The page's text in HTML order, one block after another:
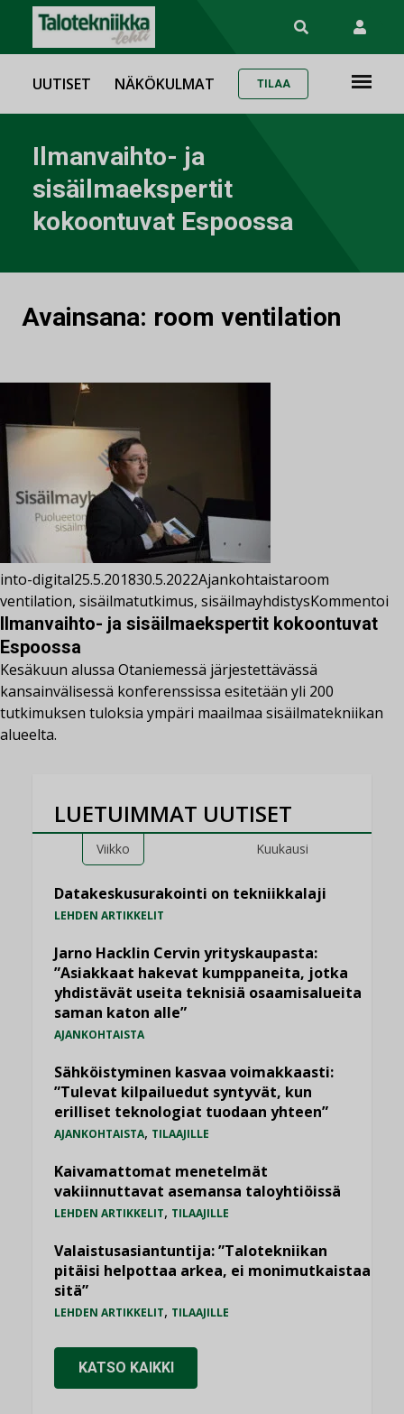
UUTISET NÄKÖKULMAT TILAA
Ilmanvaihto- ja
sisäilmaekspertit
kokoontuvat Espoossa
Avainsana: room ventilation
into-digital25.5.201830.5.2022Ajankohtaistaroom
ventilation, sisäilmatutkimus, sisäilmayhdistysKommentoi
Ilmanvaihto- ja sisäilmaekspertit kokoontuvat
Espoossa
Kesäkuun alussa Otaniemessä järjestettävässä
kansainvälisessä konferenssissa esitetään yli 200
tutkimuksen tuloksia ympäri maailmaa sisäilmatekniikan
alueelta.
LUETUIMMAT UUTISET
Viikko Kuukausi
Datakeskusurakointi on tekniikkalaji
LEHDEN ARTIKKELIT
Jarno Hacklin Cervin yrityskaupasta:
”Asiakkaat hakevat kumppaneita, jotka
yhdistävät useita teknisiä osaamisalueita
saman katon alle”
AJANKOHTAISTA
Sähköistyminen kasvaa voimakkaasti:
”Tulevat kilpailuedut syntyvät, kun
erilliset teknologiat tuodaan yhteen”
AJANKOHTAISTA, TILAAJILLE
Kaivamattomat menetelmät
vakiinnuttavat asemansa taloyhtiöissä
LEHDEN ARTIKKELIT, TILAAJILLE
Valaistusasiantuntija: ”Talotekniikan
pitäisi helpottaa arkea, ei monimutkaistaa
sitä”
LEHDEN ARTIKKELIT, TILAAJILLE
KATSO KAIKKI